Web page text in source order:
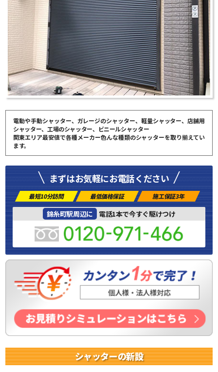
電動や手動シャッター、ガレージのシャッター、軽量シャッター、店舗用
シャッター、工場のシャッター、ビニールシャッター
関東エリア最安値で各種メーカー色んな種類のシャッターを取り揃えてい
ます。
まずはお気軽にお電話ください
最短10分訪問 最低価格保証 施工保証3年
錦糸町駅周辺に 電話1本で今すぐ駆けつけ
シャッターの新設